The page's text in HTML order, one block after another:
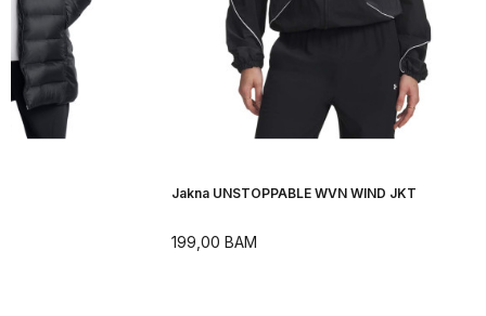
Jakna UNSTOPPABLE WVN WIND JKT
199,00 BAM